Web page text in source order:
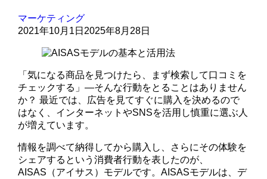
マーケティング
2021年10月1日 2025年8月28日
「気になる商品を見つけたら、まず検索して口コミを
チェックする」—そんな行動をとることはありません
か？ 最近では、広告を見てすぐに購入を決めるので
はなく、インターネットやSNSを活用し慎重に選ぶ人
が増えています。
情報を調べて納得してから購入し、さらにその体験を
シェアするという消費者行動を表したのが、
AISAS（アイサス）モデルです。AISASモデルは、デ